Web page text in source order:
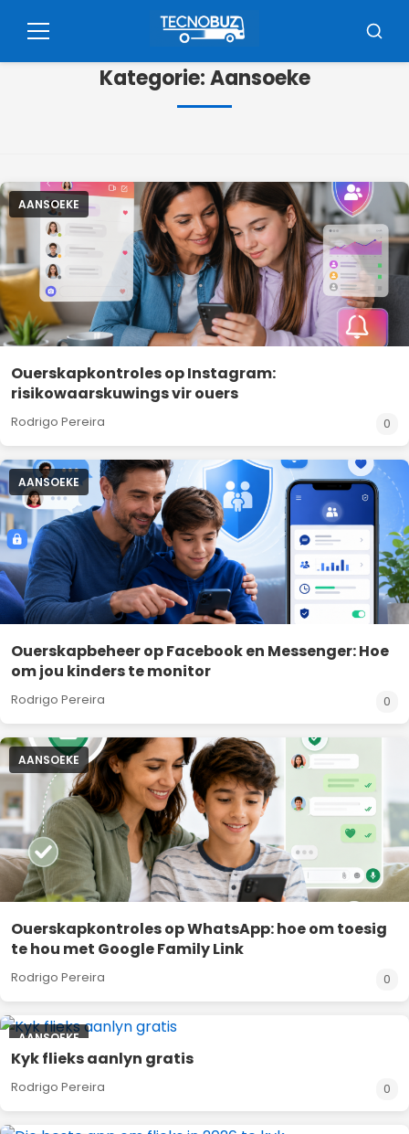
Kieslys Soek
Kategorie:Aansoeke
AANSOEKE
Ouerskapkontroles op Instagram:
risikowaarskuwings vir ouers
Rodrigo Pereira 0
AANSOEKE
Ouerskapbeheer op Facebook en Messenger: Hoe
om jou kinders te monitor
Rodrigo Pereira 0
AANSOEKE
Ouerskapkontroles op WhatsApp: hoe om toesig
te hou met Google Family Link
Rodrigo Pereira 0
AANSOEKE
Kyk flieks aanlyn gratis
Rodrigo Pereira 0